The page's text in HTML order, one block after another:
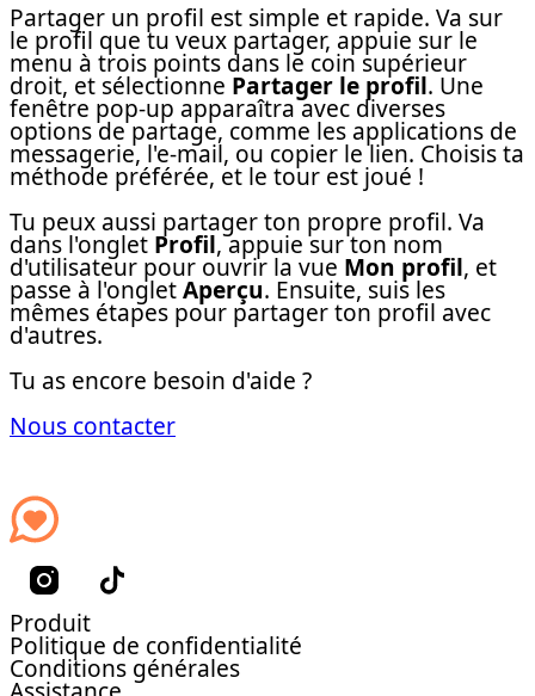
Partager un profil est simple et rapide. Va sur
le profil que tu veux partager, appuie sur le
menu à trois points dans le coin supérieur
droit, et sélectionne Partager le profil. Une
fenêtre pop-up apparaîtra avec diverses
options de partage, comme les applications de
messagerie, l'e-mail, ou copier le lien. Choisis ta
méthode préférée, et le tour est joué !
Tu peux aussi partager ton propre profil. Va
dans l'onglet Profil, appuie sur ton nom
d'utilisateur pour ouvrir la vue Mon profil, et
passe à l'ongletAperçu. Ensuite, suis les
mêmes étapes pour partager ton profil avec
d'autres.
Tu as encore besoin d'aide ?
Nous contacter
Produit
Politique de confidentialité
Conditions générales